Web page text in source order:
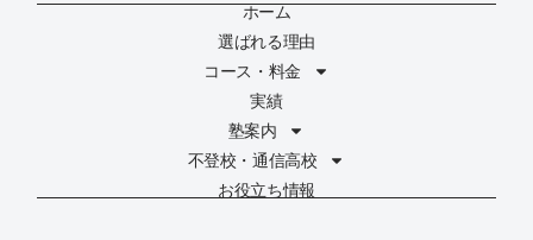
ホーム
選ばれる理由
コース・料金
実績
塾案内
不登校・通信高校
お役立ち情報